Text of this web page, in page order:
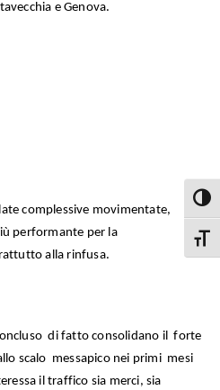
e Genova.
complessive movimentate,
performante per la
alla rinfusa.
di fatto consolidano il forte
scalo messapico nei primi mesi
il traffico sia merci, sia